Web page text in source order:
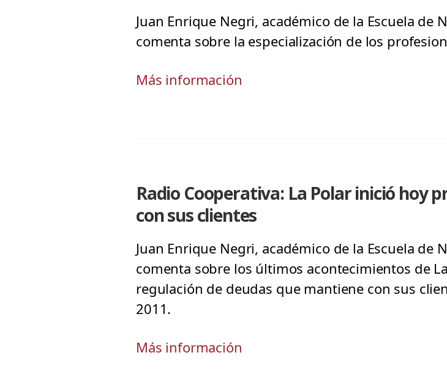
Juan Enrique Negri, académico de la Escuela de
comenta sobre la especialización de los
Más información
Radio Cooperativa: La Polar inició hoy
con sus clientes
Juan Enrique Negri, académico de la Escuela de
comenta sobre los últimos acontecimientos de
regulación de deudas que mantiene con sus
2011.
Más información